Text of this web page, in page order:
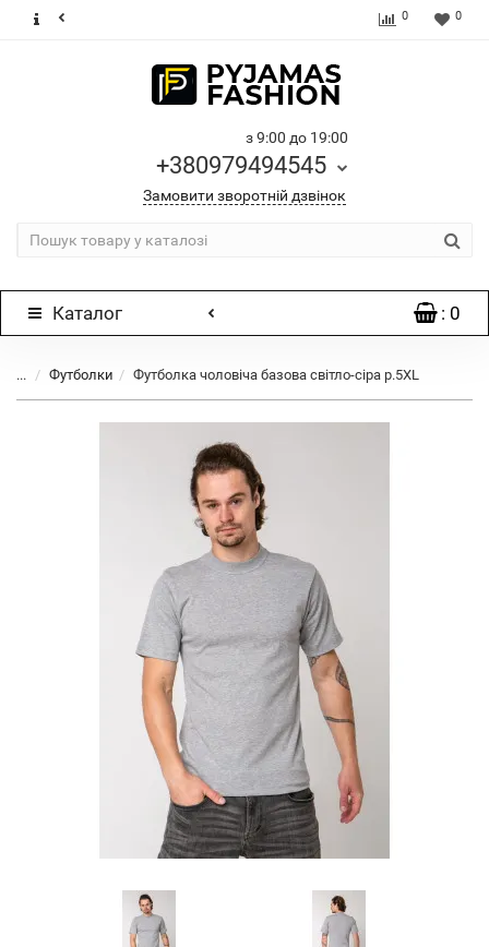
0 0
з 9:00 до 19:00
+380979494545
Замовити зворотній дзвінок
Каталог : 0
... Футболки Футболка чоловіча базова світло-сіра р.5XL